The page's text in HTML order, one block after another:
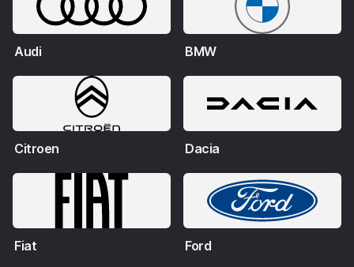
Audi BMW
Citroen Dacia
Fiat Ford